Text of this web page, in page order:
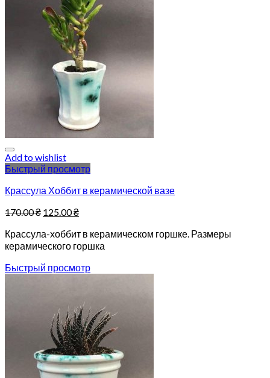
Add to wishlist
Быстрый просмотр
Крассула Хоббит в керамической вазе
170.00₴ 125.00₴
Крассула-хоббит в керамическом горшке. Размеры
керамического горшка
Быстрый просмотр